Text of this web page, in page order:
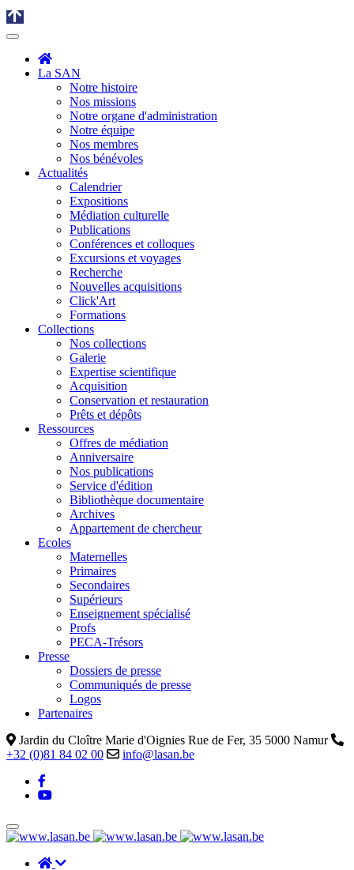
La SAN
Notre histoire
Nos missions
Notre organe d'administration
Notre équipe
Nos membres
Nos bénévoles
Actualités
Calendrier
Expositions
Médiation culturelle
Publications
Conférences et colloques
Excursions et voyages
Recherche
Nouvelles acquisitions
Click'Art
Formations
Collections
Nos collections
Galerie
Expertise scientifique
Acquisition
Conservation et restauration
Prêts et dépôts
Ressources
Offres de médiation
Anniversaire
Nos publications
Service d'édition
Bibliothèque documentaire
Archives
Appartement de chercheur
Ecoles
Maternelles
Primaires
Secondaires
Supérieurs
Enseignement spécialisé
Profs
PECA-Trésors
Presse
Dossiers de presse
Communiqués de presse
Logos
Partenaires
Jardin du Cloître Marie d'Oignies Rue de Fer, 35 5000 Namur
+32 (0)81 84 02 00
info@lasan.be